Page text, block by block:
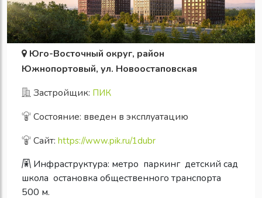
Юго-Восточный округ, район
Южнопортовый, ул. Новоостаповская
Застройщик: ПИК
Состояние: введен в эксплуатацию
Сайт: https://www.pik.ru/1dubr
Инфраструктура: метро паркинг детский сад
школа остановка общественного транспорта
500 м.